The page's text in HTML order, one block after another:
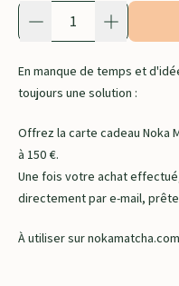
Quantité
En manque de temps et
toujours une solution :
Offrez la carte cadeau Noka
à 150 €.
Une fois votre achat
directement par e-mail,
À utiliser sur nokamatcha.com